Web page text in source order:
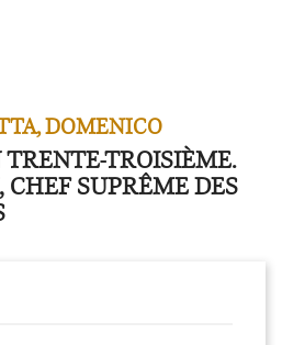
DOMENICO
TROISIÈME.
SUPRÊME DES